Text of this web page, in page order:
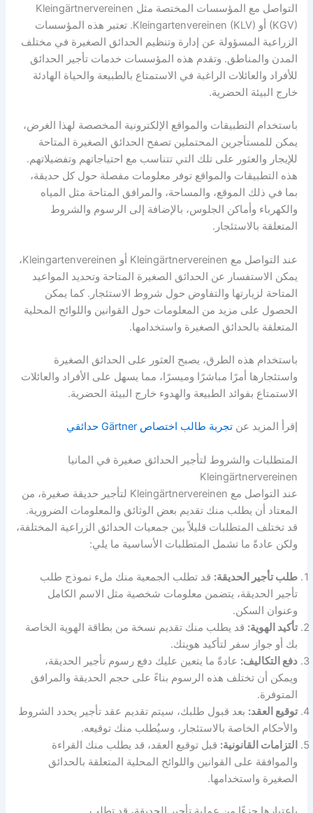
التواصل مع المؤسسات المختصة مثل Kleingärtnervereinen
(KGV) أو Kleingartenvereinen (KLV). تعتبر هذه المؤسسات
الزراعية المسؤولة عن إدارة وتنظيم الحدائق الصغيرة في مختلف
المدن والمناطق. وتقدم هذه المؤسسات خدمات تأجير الحدائق
للأفراد والعائلات الراغبة في الاستمتاع بالطبيعة والحياة الهادئة
خارج البيئة الحضرية.
باستخدام التطبيقات والمواقع الإلكترونية المخصصة لهذا الغرض،
يمكن للمستأجرين المحتملين تصفح الحدائق الصغيرة المتاحة
للإيجار والعثور على تلك التي تتناسب مع احتياجاتهم وتفضيلاتهم.
هذه التطبيقات والمواقع توفر معلومات مفصلة حول كل حديقة،
بما في ذلك الموقع، والمساحة، والمرافق المتاحة مثل المياه
والكهرباء وأماكن الجلوس، بالإضافة إلى الرسوم والشروط
المتعلقة بالاستئجار.
عند التواصل مع Kleingärtnervereinen أو Kleingartenvereinen،
يمكن الاستفسار عن الحدائق الصغيرة المتاحة وتحديد المواعيد
المتاحة لزيارتها والتفاوض حول شروط الاستئجار. كما يمكن
الحصول على مزيد من المعلومات حول القوانين واللوائح المحلية
المتعلقة بالحدائق الصغيرة واستخدامها.
باستخدام هذه الطرق، يصبح العثور على الحدائق الصغيرة
واستئجارها أمرًا مباشرًا وميسرًا، مما يسهل على الأفراد والعائلات
الاستمتاع بفوائد الطبيعة والهدوء خارج البيئة الحضرية.
إقرأ المزيد عنتجربة طالب اختصاص Gärtner حدائقي
المتطلبات والشروط لتأجير الحدائق صغيرة في المانيا
Kleingärtnervereinen
عند التواصل مع Kleingärtnervereinen لتأجير حديقة صغيرة، من
المعتاد أن يطلب منك تقديم بعض الوثائق والمعلومات الضرورية.
قد تختلف المتطلبات قليلاً بين جمعيات الحدائق الزراعية المختلفة،
ولكن عادةً ما تشمل المتطلبات الأساسية ما يلي:
طلب تأجير الحديقة: قد تطلب الجمعية منك ملء نموذج طلب
تأجير الحديقة، يتضمن معلومات شخصية مثل الاسم الكامل
وعنوان السكن.
تأكيد الهوية: قد يطلب منك تقديم نسخة من بطاقة الهوية الخاصة
بك أو جواز سفر لتأكيد هويتك.
دفع التكاليف: عادةً ما يتعين عليك دفع رسوم تأجير الحديقة،
ويمكن أن تختلف هذه الرسوم بناءً على حجم الحديقة والمرافق
المتوفرة.
توقيع العقد: بعد قبول طلبك، سيتم تقديم عقد تأجير يحدد الشروط
والأحكام الخاصة بالاستئجار، وسيُطلب منك توقيعه.
التزامات القانونية: قبل توقيع العقد، قد يطلب منك القراءة
والموافقة على القوانين واللوائح المحلية المتعلقة بالحدائق
الصغيرة واستخدامها.